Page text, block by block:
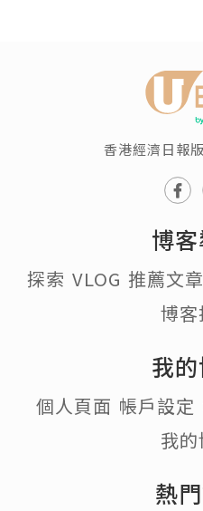
香港經濟日報
博
探索 VLOG 推薦文章
博客
我
個人頁面 帳戶設定
我
熱